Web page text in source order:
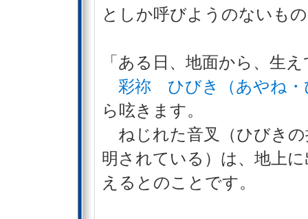
としか呼びようのないも
「ある日、地面から、生
彩祢 ひびき（あやね・
ら呟きます。
ねじれた音叉（ひびきの
明されている）は、地上
えるとのことです。